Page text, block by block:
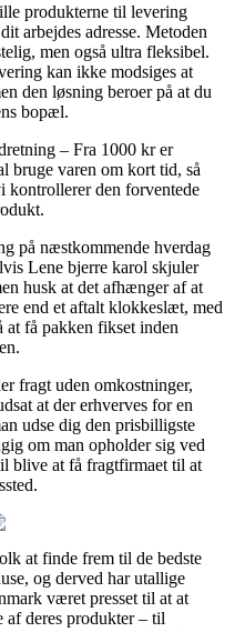
produkterne til levering
arbejdes adresse. Metoden
men også ultra fleksibel.
kan ikke modsiges at
den løsning beroer på at du
bopæl.
– Fra 1000 kr er
bruge varen om kort tid, så
kontrollerer den forventede
på næstkommende hverdag
Lene bjerre karol skjuler
husk at det afhænger af at
end et aftalt klokkeslæt, med
at få pakken fikset inden
fragt uden omkostninger,
at der erhverves for en
udse dig den prisbilligste
om man opholder sig ved
blive at få fragtfirmaet til at
at finde frem til de bedste
og derved har utallige
været presset til at at
af deres produkter – til